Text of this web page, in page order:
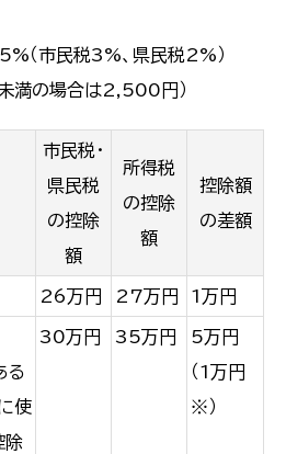
市民税3%、県民税2%）
の場合は2,500円）
市民税・
県民税
の控除
額
所得税
の控除
額
控除額
の差額
26万円 27万円 1万円
る
使
除
30万円 35万円
5万円
（1万円
※）